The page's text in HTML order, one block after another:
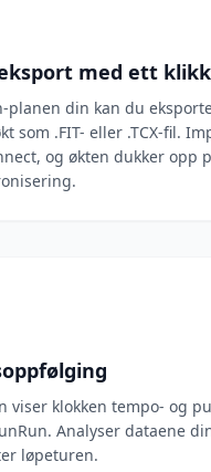
eksport med ett klikk
planen din kan du
som .FIT- eller .TCX-fil.
og økten dukker opp
viser klokken tempo- og
Analyser dataene
løpeturen.